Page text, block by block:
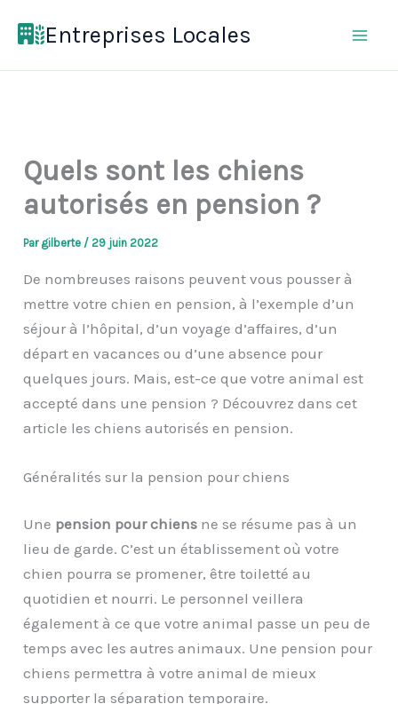
Entreprises Locales
Quels sont les chiens
autorisés en pension ?
Par gilberte /29 juin 2022
De nombreuses raisons peuvent vous pousser à
mettre votre chien en pension, à l’exemple d’un
séjour à l’hôpital, d’un voyage d’affaires, d’un
départ en vacances ou d’une absence pour
quelques jours. Mais, est-ce que votre animal est
accepté dans une pension ? Découvrez dans cet
article les chiens autorisés en pension.
Généralités sur la pension pour chiens
Une pension pour chiens ne se résume pas à un
lieu de garde. C’est un établissement où votre
chien pourra se promener, être toiletté au
quotidien et nourri. Le personnel veillera
également à ce que votre animal passe un peu de
temps avec les autres animaux. Une pension pour
chiens permettra à votre animal de mieux
supporter la séparation temporaire.